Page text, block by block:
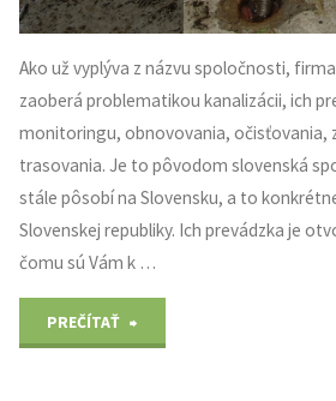
Ako už vyplýva z názvu spoločnosti,
zaoberá problematikou kanalizácii, ich
monitoringu, obnovovania, očisťovania,
trasovania. Je to pôvodom slovenská
stále pôsobí na Slovensku, a to
Slovenskej republiky. Ich prevádzka je
čomu sú Vám k …
PREČÍTAŤ